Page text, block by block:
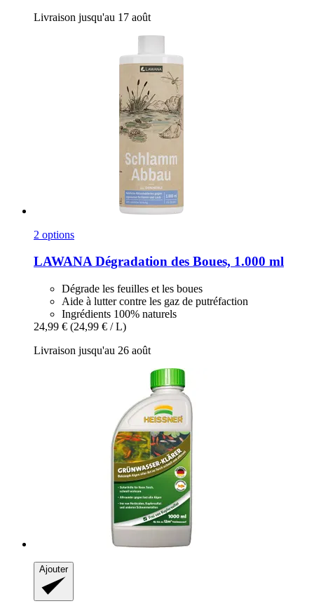
Livraison jusqu'au 17 août
2 options
LAWANADégradation des Boues, 1.000 ml
Dégrade les feuilles et les boues
Aide à lutter contre les gaz de putréfaction
Ingrédients 100% naturels
24,99 € (24,99 € / L)
Livraison jusqu'au 26 août
Ajouter